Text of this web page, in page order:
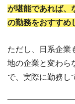
が堪能であれば、
の勤務をおすすめ
ただし、日系企業
地の企業と変わら
で、実際に勤務し